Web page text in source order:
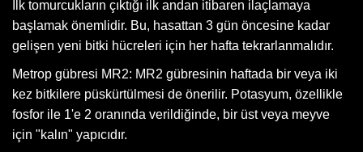
İlk tomurcukların çıktığı ilk andan itibaren ilaçlamaya
başlamak önemlidir. Bu, hasattan 3 gün öncesine kadar
gelişen yeni bitki hücreleri için her hafta tekrarlanmalıdır.
Metrop gübresi MR2: MR2 gübresinin haftada bir veya iki
kez bitkilere püskürtülmesi de önerilir. Potasyum, özellikle
fosfor ile 1'e 2 oranında verildiğinde, bir üst veya meyve
için "kalın" yapıcıdır.